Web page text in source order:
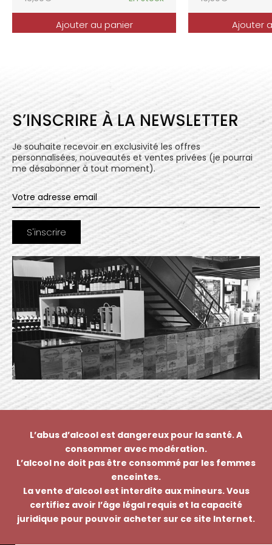
Ajouter au panier Ajouter
S’INSCRIRE À LA NEWSLETTER
Je souhaite recevoir en exclusivité les offres
personnalisées, nouveautés et ventes privées (je pourrai
me désabonner à tout moment).
L’abus d’alcool est dangereux pour la santé. A
consommer avec modération.
L’alcool ne doit pas être consommé par les femmes
enceintes.
La vente d’alcool est interdite aux mineurs. Vous
certifiez avoir l’âge légal requis et la capacité
juridique pour pouvoir acheter sur ce site Internet.